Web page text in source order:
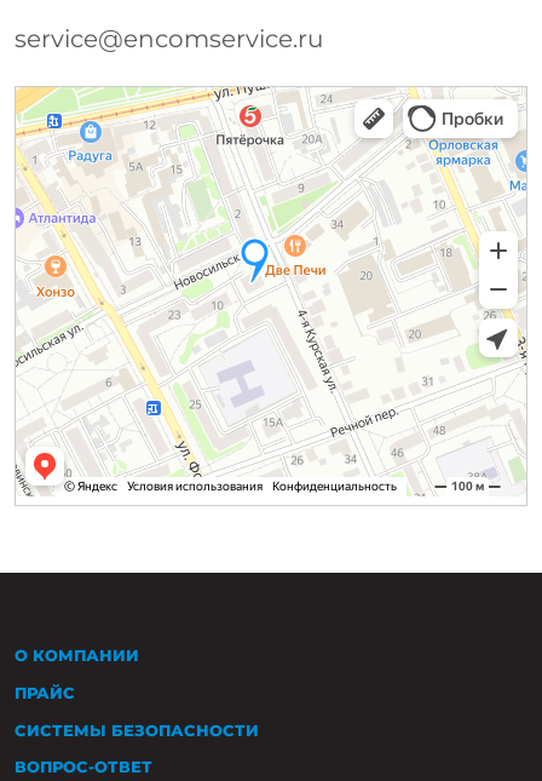
service@encomservice.ru
О КОМПАНИИ
ПРАЙС
СИСТЕМЫ БЕЗОПАСНОСТИ
ВОПРОС-ОТВЕТ